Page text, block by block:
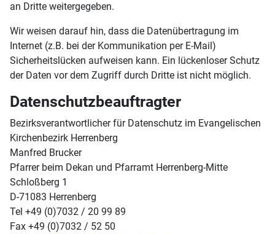
an Dritte weitergegeben.
Wir weisen darauf hin, dass die Datenübertragung im
Internet (z.B. bei der Kommunikation per E-Mail)
Sicherheitslücken aufweisen kann. Ein lückenloser Schutz
der Daten vor dem Zugriff durch Dritte ist nicht möglich.
Datenschutzbeauftragter
Bezirksverantwortlicher für Datenschutz im Evangelischen
Kirchenbezirk Herrenberg
Manfred Brucker
Pfarrer beim Dekan und Pfarramt Herrenberg-Mitte
Schloßberg 1
D-71083 Herrenberg
Tel +49 (0)7032 / 20 99 89
Fax +49 (0)7032 / 52 50